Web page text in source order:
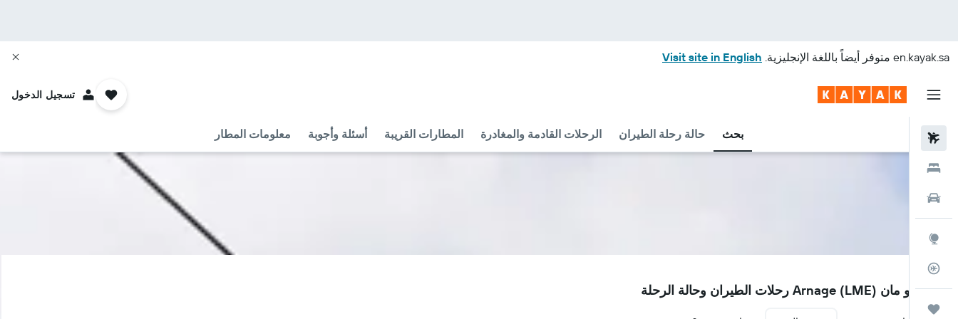
en.kayak.sa متوفر أيضاً باللغة الإنجليزية. Visit site in English
بحث حالة رحلة الطيران الرحلات القادمة والمغادرة المطارات القريبة أسئلة وأجوبة معلومات المطار
تسجيل الدخول
LME
مطار لو مان Arnage (LME) رحلات الطيران وحالة الرحلة